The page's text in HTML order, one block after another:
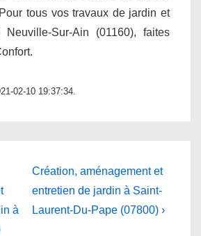
tous vos travaux de jardin et
Sur-Ain (01160), faites
02-10 19:37:34.
à
Next
Post
is
Création, aménagement et
entretien de jardin à Saint-
Laurent-Du-Pape (07800) ›